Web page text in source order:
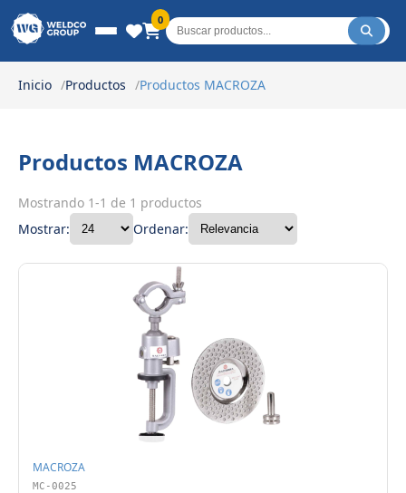
Weldco Group.
0
Inicio Productos Productos MACROZA
Productos MACROZA
Mostrando 1-1 de 1 productos
Mostrar:
Ordenar:
MACROZA
MC-0025